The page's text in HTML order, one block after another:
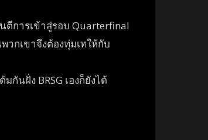
ตีการเข้าสู่รอบ Quarterfinal
วกเขาจึงต้องทุ่มเทให้กับ
นฝั่ง BRSG เองก็ยังได้